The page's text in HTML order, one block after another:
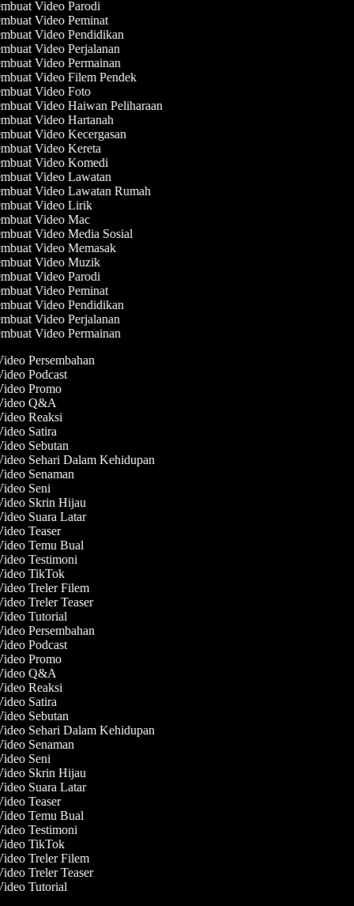
Video Parodi
Video Peminat
Video Pendidikan
Video Perjalanan
Video Permainan
Video Filem Pendek
Video Foto
Video Haiwan Peliharaan
Video Hartanah
Video Kecergasan
Video Kereta
Video Komedi
Video Lawatan
Video Lawatan Rumah
Video Lirik
Video Mac
Video Media Sosial
Video Memasak
Video Muzik
Video Parodi
Video Peminat
Video Pendidikan
Video Perjalanan
Video Permainan
Persembahan
Podcast
Promo
Q&A
Reaksi
Satira
Sebutan
Sehari Dalam Kehidupan
Senaman
Seni
Skrin Hijau
Suara Latar
Teaser
Temu Bual
Testimoni
TikTok
Treler Filem
Treler Teaser
Tutorial
Persembahan
Podcast
Promo
Q&A
Reaksi
Satira
Sebutan
Sehari Dalam Kehidupan
Senaman
Seni
Skrin Hijau
Suara Latar
Teaser
Temu Bual
Testimoni
TikTok
Treler Filem
Treler Teaser
Tutorial